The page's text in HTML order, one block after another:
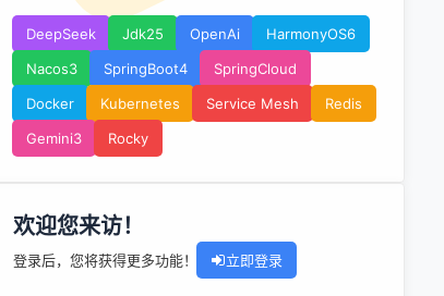
DeepSeek Jdk25 OpenAi
HarmonyOS6
Nacos3
SpringBoot4
SpringCloud
Docker
Kubernetes Service Mesh
Redis
Gemini3
Rocky
欢迎您来访！
登录后，您将获得更多功能！ 立即登录